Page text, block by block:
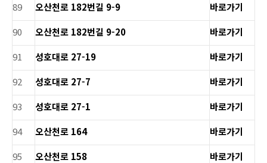
89
오산천로 182번길 9-9
바로가기
90
오산천로 182번길 9-20
바로가기
91
성호대로 27-19
바로가기
92
성호대로 27-7
바로가기
93
성호대로 27-1
바로가기
94
오산천로 164
바로가기
95
오산천로 158
바로가기